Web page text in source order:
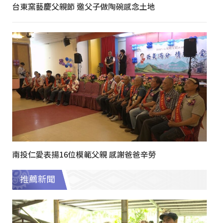
台東窯藝慶父親節 邀父子做陶碗感念土地
南投仁愛表揚16位模範父親 感謝爸爸辛勞
推薦新聞